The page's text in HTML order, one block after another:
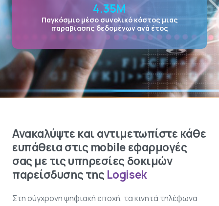
4.35Μ
Παγκόσμιο μέσο συνολικό κόστος μιας
παραβίασης δεδομένων ανά έτος
Ανακαλύψτε και αντιμετωπίστε κάθε
ευπάθεια στις mobile εφαρμογές
σας με τις υπηρεσίες δοκιμών
παρείσδυσης της Logisek
Στη σύγχρονη ψηφιακή εποχή, τα κινητά τηλέφωνα